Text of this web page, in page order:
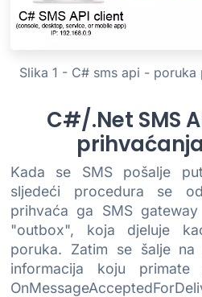
Slika 1 - C# sms api -
C#/.Net SMS
Kada se SMS pošalje
sljedeći procedura se
prihvaća ga SMS
"outbox", koja djeluje
poruka. Zatim se šalje na
informacija koju